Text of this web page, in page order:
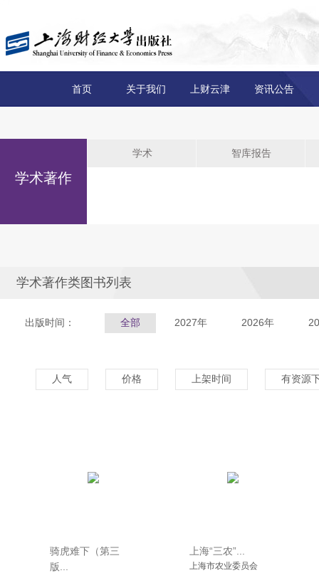
首页 关于我们 上财云津 资讯公告
学术著作
学术 智库报告
学术著作类图书列表
出版时间： 全部 2027年 2026年
人气 价格 上架时间 有资源
骑虎难下（第三
版...
上海“三农”...
上海市农业委员会